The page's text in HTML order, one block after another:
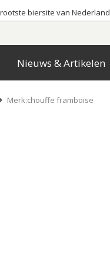
biersite van Nederland
Nieuws & Artikelen
Merk:chouffe framboise